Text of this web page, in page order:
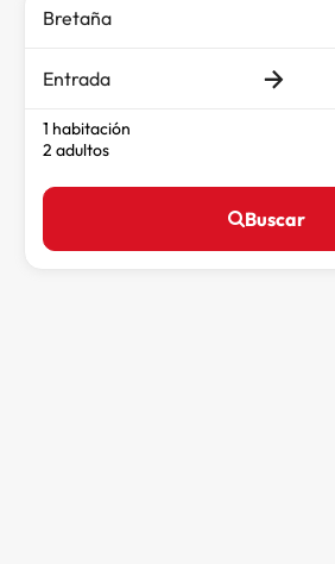
Entrada
1 habitación
2 adultos
Buscar